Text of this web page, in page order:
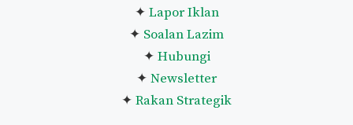
✦ Lapor Iklan
✦ Soalan Lazim
✦ Hubungi
✦ Newsletter
✦ Rakan Strategik